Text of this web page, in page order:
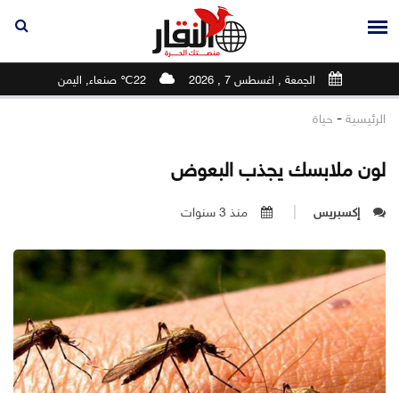
الجمعة , اغسطس 7 , 2026 22℃ صنعاء, اليمن
الرئيسية - حياة
لون ملابسك يجذب البعوض
إكسبريس منذ 3 سنوات